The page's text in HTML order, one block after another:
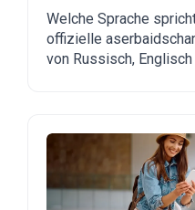
Erklärung für
Auswanderer
Welche Sprache
offizielle
von Russisch,